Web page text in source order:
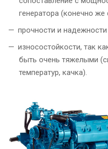
генератора (конечно
прочности и надежности
износостойкости, так
быть очень тяжелыми
температур, качка).